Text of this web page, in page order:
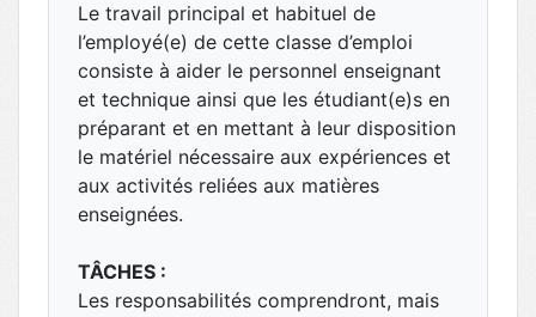
Le travail principal et habituel de
l’employé(e) de cette classe d’emploi
consiste à aider le personnel enseignant
et technique ainsi que les étudiant(e)s en
préparant et en mettant à leur disposition
le matériel nécessaire aux expériences et
aux activités reliées aux matières
enseignées.
TÂCHES :
Les responsabilités comprendront, mais